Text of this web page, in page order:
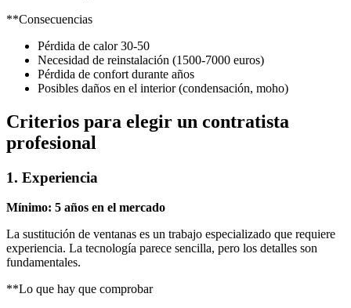
**Consecuencias
Pérdida de calor 30-50
Necesidad de reinstalación (1500-7000 euros)
Pérdida de confort durante años
Posibles daños en el interior (condensación, moho)
Criterios para elegir un contratista
profesional
1. Experiencia
Mínimo: 5 años en el mercado
La sustitución de ventanas es un trabajo especializado que requiere
experiencia. La tecnología parece sencilla, pero los detalles son
fundamentales.
**Lo que hay que comprobar